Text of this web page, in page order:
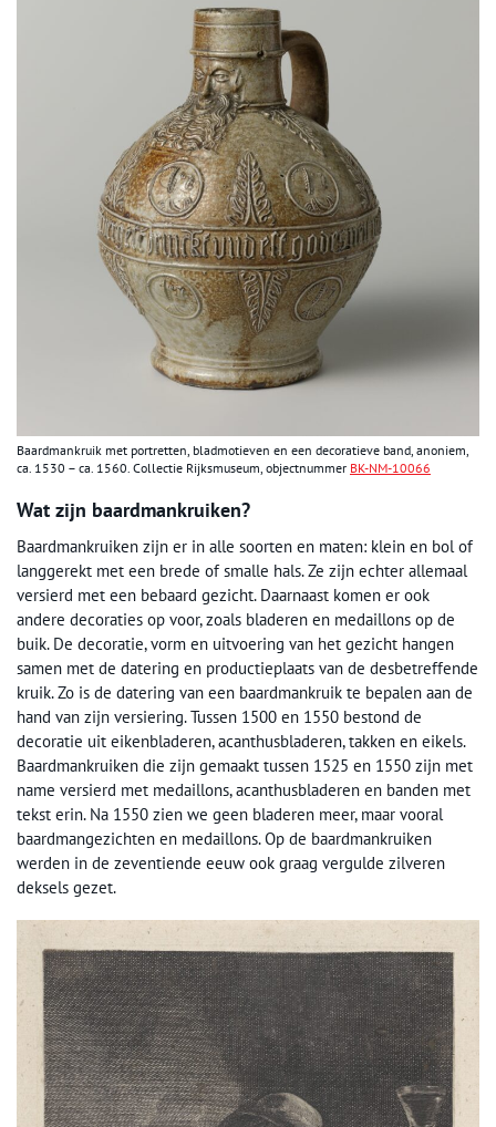
Baardmankruik met portretten, bladmotieven en een decoratieve band, anoniem,
ca. 1530 – ca. 1560. Collectie Rijksmuseum, objectnummer BK-NM-10066
Wat zijn baardmankruiken?
Baardmankruiken zijn er in alle soorten en maten: klein en bol of
langgerekt met een brede of smalle hals. Ze zijn echter allemaal
versierd met een bebaard gezicht. Daarnaast komen er ook
andere decoraties op voor, zoals bladeren en medaillons op de
buik. De decoratie, vorm en uitvoering van het gezicht hangen
samen met de datering en productieplaats van de desbetreffende
kruik. Zo is de datering van een baardmankruik te bepalen aan de
hand van zijn versiering. Tussen 1500 en 1550 bestond de
decoratie uit eikenbladeren, acanthusbladeren, takken en eikels.
Baardmankruiken die zijn gemaakt tussen 1525 en 1550 zijn met
name versierd met medaillons, acanthusbladeren en banden met
tekst erin. Na 1550 zien we geen bladeren meer, maar vooral
baardmangezichten en medaillons. Op de baardmankruiken
werden in de zeventiende eeuw ook graag vergulde zilveren
deksels gezet.